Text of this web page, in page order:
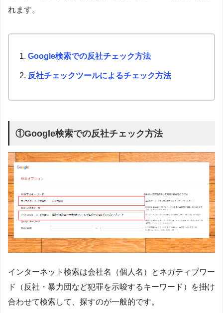
れます。
Google検索での反社チェック方法
反社チェックツールによるチェック方法
①Google検索での反社チェック方法
インターネット検索は会社名（個人名）とネガティブワー
ド（反社・暴力団など犯罪を示唆するキーワード）を掛け
合わせて検索して、探すのが一般的です。